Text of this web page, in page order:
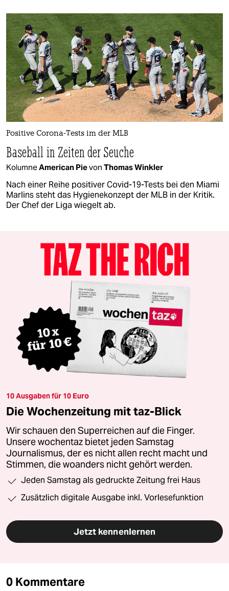
Positive Corona-Tests im der MLB
Baseball in Zeiten der Seuche
KolumneAmerican Pievon Thomas Winkler
Nach einer Reihe positiver Covid-19-Tests bei den Miami
Marlins steht das Hygienekonzept der MLB in der Kritik.
Der Chef der Liga wiegelt ab.
10 Ausgaben für 10 Euro
Die Wochenzeitung mit taz-Blick
Wir schauen den Superreichen auf die Finger.
Unsere wochentaz bietet jeden Samstag
Journalismus, der es nicht allen recht macht und
Stimmen, die woanders nicht gehört werden.
Jeden Samstag als gedruckte Zeitung frei Haus
Zusätzlich digitale Ausgabe inkl. Vorlesefunktion
Jetzt kennenlernen
0 Kommentare